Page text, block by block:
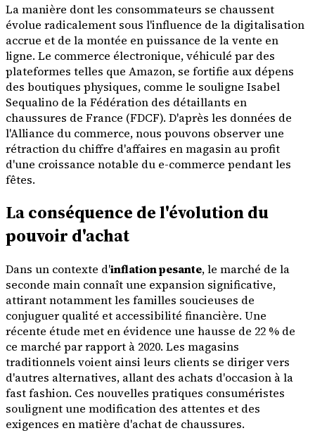
La manière dont les consommateurs se chaussent
évolue radicalement sous l'influence de la digitalisation
accrue et de la montée en puissance de la vente en
ligne. Le commerce électronique, véhiculé par des
plateformes telles que Amazon, se fortifie aux dépens
des boutiques physiques, comme le souligne Isabel
Sequalino de la Fédération des détaillants en
chaussures de France (FDCF). D'après les données de
l'Alliance du commerce, nous pouvons observer une
rétraction du chiffre d'affaires en magasin au profit
d'une croissance notable du e-commerce pendant les
fêtes.
La conséquence de l'évolution du
pouvoir d'achat
Dans un contexte d'inflation pesante, le marché de la
seconde main connaît une expansion significative,
attirant notamment les familles soucieuses de
conjuguer qualité et accessibilité financière. Une
récente étude met en évidence une hausse de 22 % de
ce marché par rapport à 2020. Les magasins
traditionnels voient ainsi leurs clients se diriger vers
d'autres alternatives, allant des achats d'occasion à la
fast fashion. Ces nouvelles pratiques consuméristes
soulignent une modification des attentes et des
exigences en matière d'achat de chaussures.